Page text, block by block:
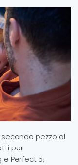
pezzo al
per
e Perfect 5,